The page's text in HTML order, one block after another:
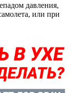
давления,
или при